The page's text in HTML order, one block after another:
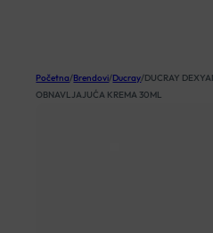
Početna/Brendovi/Ducray/DUCRAY
OBNAVLJAJUĆA KREMA 30ML